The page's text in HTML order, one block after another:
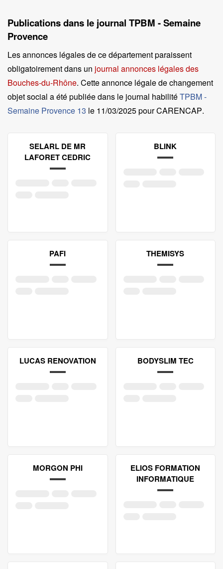
Publications dans le journal TPBM - Semaine
Provence
Les annonces légales de ce département paraissent
obligatoirement dans un journal annonces légales des
Bouches-du-Rhône. Cette annonce légale de changement
objet social a été publiée dans le journal habilitéTPBM -
Semaine Provence 13 le 11/03/2025 pour CARENCAP.
SELARL DE MR
LAFORET CEDRIC
BLINK
PAFI THEMISYS
LUCAS RENOVATION BODYSLIM TEC
MORGON PHI
ELIOS FORMATION
INFORMATIQUE